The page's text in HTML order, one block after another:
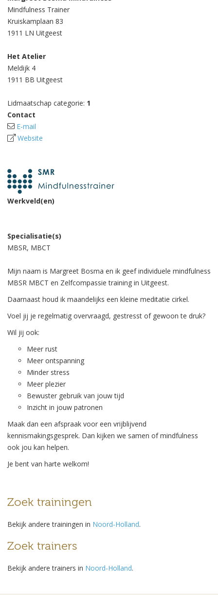
Mindfulness Trainer
Kruiskamplaan 83
1911 LN Uitgeest
Het Atelier
Meldijk 4
1911 BB Uitgeest
Lidmaatschap categorie: 1
Contact
E-mail
Website
Werkveld(en)
Specialisatie(s)
MBSR, MBCT
Mijn naam is Margreet Bosma en ik geef individuele mindfulness
MBSR MBCT en Zelfcompassie training in Uitgeest.
Daarnaast houd ik maandelijks een kleine meditatie cirkel.
Voel jij je regelmatig overvraagd, gestresst of gewoon te druk?
Wil jij ook:
Meer rust
Meer ontspanning
Minder stress
Meer plezier
Bewuster gebruik van jouw tijd
Inzicht in jouw patronen
Maak dan een afspraak voor een vrijblijvend
kennismakingsgesprek. Dan kijken we samen of mindfulness
ook jou kan helpen.
Je bent van harte welkom!
Zoek trainingen
Bekijk andere trainingen in Noord-Holland.
Zoek trainers
Bekijk andere trainers in Noord-Holland.